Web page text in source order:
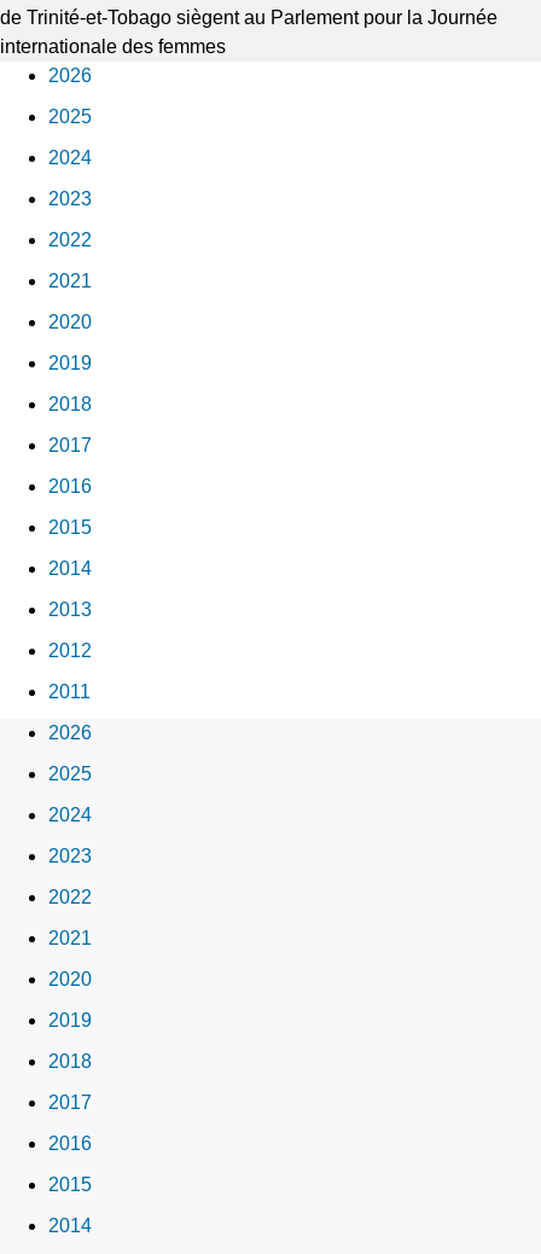
de Trinité-et-Tobago siègent au Parlement pour la Journée
internationale des femmes
2026
2025
2024
2023
2022
2021
2020
2019
2018
2017
2016
2015
2014
2013
2012
2011
2026
2025
2024
2023
2022
2021
2020
2019
2018
2017
2016
2015
2014